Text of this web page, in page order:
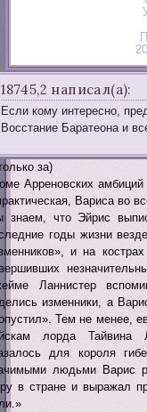
18745,2 написал(а):
Если кому интересно,
Восстание Баратеона и
за)
Арреновских
Вариса во
знаем, что Эйрис
годы жизни
и на
Ланнистер
изменники, а
Тем не менее,
лорда Тайвина
для короля
людьми Варис
в стране и выражал